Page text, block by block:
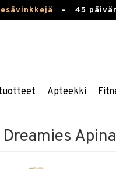
- 45
Apteekki